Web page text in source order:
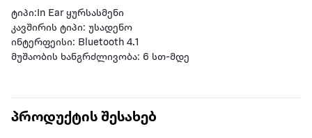
ტიპი:In Ear ყურსასმენი
კავშირის ტიპი: უსადენო
ინტერფეისი: Bluetooth 4.1
მუშაობის ხანგრძლივობა: 6 სთ-მდე
პროდუქტის შესახებ